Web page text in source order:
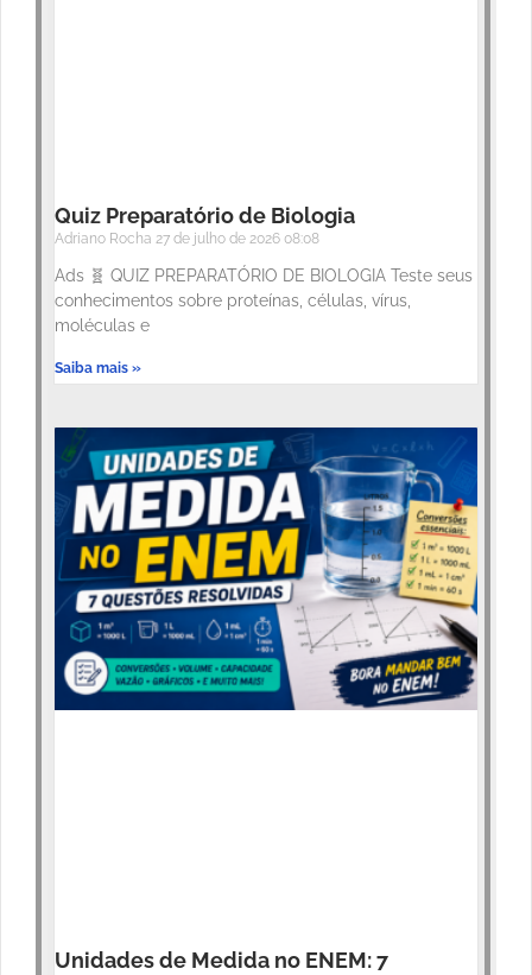
Quiz Preparatório de Biologia
Adriano Rocha 27 de julho de 2026 08:08
Ads 🧬 QUIZ PREPARATÓRIO DE BIOLOGIA Teste seus
conhecimentos sobre proteínas, células, vírus,
moléculas e
Saiba mais »
Unidades de Medida no ENEM: 7